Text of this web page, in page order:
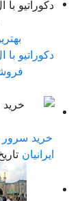
دکوراتیو
خرید
ایرانیان تاریخ